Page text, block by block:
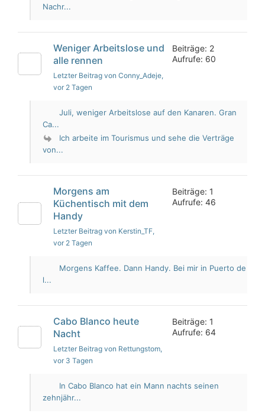
Nachr...
Weniger Arbeitslose und
alle rennen
Letzter Beitrag von Conny_Adeje,
vor 2 Tagen
Beiträge: 2
Aufrufe: 60
Juli, weniger Arbeitslose auf den Kanaren. Gran
Ca...
Ich arbeite im Tourismus und sehe die Verträge
von...
Morgens am
Küchentisch mit dem
Handy
Letzter Beitrag von Kerstin_TF,
vor 2 Tagen
Beiträge: 1
Aufrufe: 46
Morgens Kaffee. Dann Handy. Bei mir in Puerto de
l...
Cabo Blanco heute
Nacht
Letzter Beitrag von Rettungstom,
vor 3 Tagen
Beiträge: 1
Aufrufe: 64
In Cabo Blanco hat ein Mann nachts seinen
zehnjähr...